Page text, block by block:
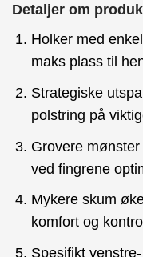
Detaljer om
Holker med
maks plass til
Strategiske
polstring på
Grovere
ved fingrene
Mykere skum
komfort og kontroll
Spesifikt